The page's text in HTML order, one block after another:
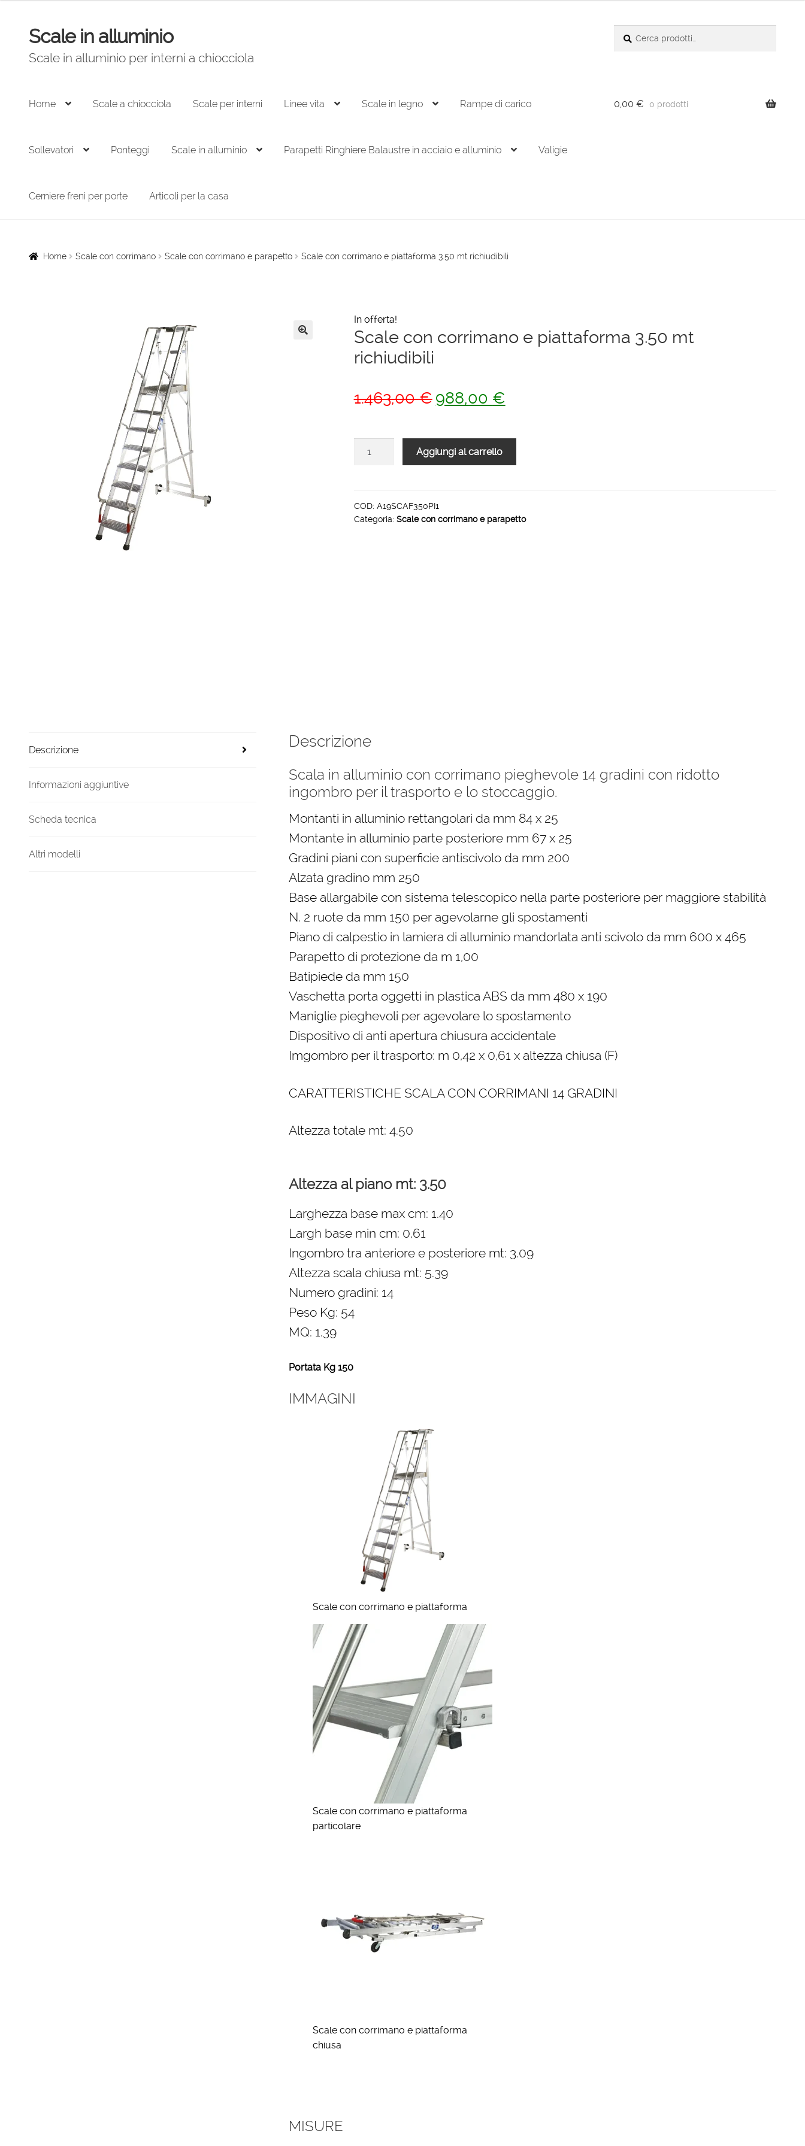
Vai
alla
navigazione
Vai
al
contenuto
Scale in alluminio
Scale in alluminio per interni a chiocciola
Home Scale a chiocciola Scale per interni Linee vita Scale in legno Rampe di carico
Sollevatori Ponteggi Scale in alluminio Parapetti Ringhiere Balaustre in acciaio e alluminio Valigie
Cerniere freni per porte Articoli per la casa
0,00 € 0 prodotti
Home Scale con corrimano Scale con corrimano e parapetto Scale con corrimano e piattaforma 3.50 mt richiudibili
In offerta!
Scale con corrimano e piattaforma 3.50 mt
richiudibili
1.463,00€ Il
era:
988,00 €
piattaforma
3.50
Aggiungi al carrello
COD: A19SCAF350PI1
Categoria: Scale con corrimano e parapetto
Descrizione
Informazioni aggiuntive
Scheda tecnica
Altri modelli
Descrizione
Scala in alluminio con corrimano pieghevole 14 gradini con ridotto
ingombro per il trasporto e lo stoccaggio.
Montanti in alluminio rettangolari da mm 84 x 25
Montante in alluminio parte posteriore mm 67 x 25
Gradini piani con superficie antiscivolo da mm 200
Alzata gradino mm 250
Base allargabile con sistema telescopico nella parte posteriore per maggiore stabilità
N. 2 ruote da mm 150 per agevolarne gli spostamenti
Piano di calpestio in lamiera di alluminio mandorlata anti scivolo da mm 600 x 465
Parapetto di protezione da m 1,00
Batipiede da mm 150
Vaschetta porta oggetti in plastica ABS da mm 480 x 190
Maniglie pieghevoli per agevolare lo spostamento
Dispositivo di anti apertura chiusura accidentale
Imgombro per il trasporto: m 0,42 x 0,61 x altezza chiusa (F)
CARATTERISTICHE SCALA CON CORRIMANI 14 GRADINI
Altezza totale mt: 4.50
Altezza al piano mt: 3.50
Larghezza base max cm: 1.40
Largh base min cm: 0,61
Ingombro tra anteriore e posteriore mt: 3.09
Altezza scala chiusa mt: 5.39
Numero gradini: 14
Peso Kg: 54
MQ: 1.39
Portata Kg 150
IMMAGINI
Scale con corrimano e piattaforma
Scale con corrimano e piattaforma
particolare
Scale con corrimano e piattaforma
chiusa
MISURE
1.463,00 €.988,00 €.